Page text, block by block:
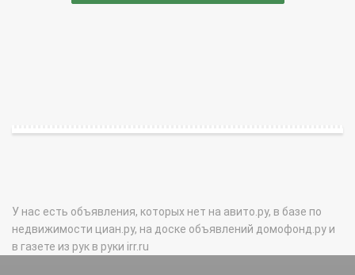
У нас есть объявления, которых нет на авито.ру, в базе по
недвижимости циан.ру, на доске объявлений домофонд.ру и
в газете из рук в руки irr.ru